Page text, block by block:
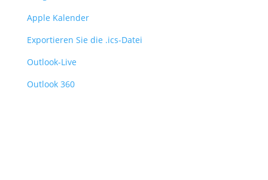
Apple Kalender
Exportieren Sie die .ics-Datei
Outlook-Live
Outlook 360